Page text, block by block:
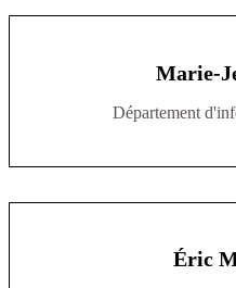
Marie-
Département
Éric